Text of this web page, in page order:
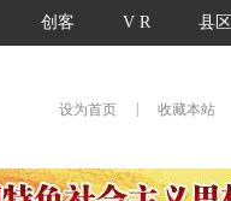
创客 V R 县区
设为首页 收藏本站